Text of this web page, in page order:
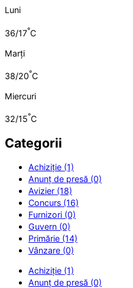
Luni
36/17°C
Marți
38/20°C
Miercuri
32/15°C
Categorii
Achiziție (1)
Anunț de presă (0)
Avizier (18)
Concurs (16)
Furnizori (0)
Guvern (0)
Primărie (14)
Vânzare (0)
Achiziție (1)
Anunț de presă (0)